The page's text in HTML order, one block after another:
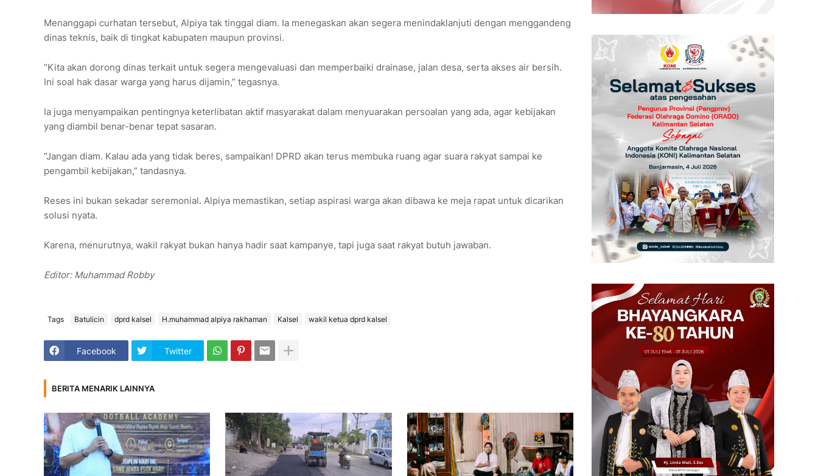
Menanggapi curhatan tersebut, Alpiya tak tinggal diam. Ia menegaskan akan segera menindaklanjuti dengan menggandeng
dinas teknis, baik di tingkat kabupaten maupun provinsi.
“Kita akan dorong dinas terkait untuk segera mengevaluasi dan memperbaiki drainase, jalan desa, serta akses air bersih.
Ini soal hak dasar warga yang harus dijamin,” tegasnya.
Ia juga menyampaikan pentingnya keterlibatan aktif masyarakat dalam menyuarakan persoalan yang ada, agar kebijakan
yang diambil benar-benar tepat sasaran.
“Jangan diam. Kalau ada yang tidak beres, sampaikan! DPRD akan terus membuka ruang agar suara rakyat sampai ke
pengambil kebijakan,” tandasnya.
Reses ini bukan sekadar seremonial. Alpiya memastikan, setiap aspirasi warga akan dibawa ke meja rapat untuk dicarikan
solusi nyata.
Karena, menurutnya, wakil rakyat bukan hanya hadir saat kampanye, tapi juga saat rakyat butuh jawaban.
Editor: Muhammad Robby
Tags Batulicin dprd kalsel H.muhammad alpiya rakhaman Kalsel wakil ketua dprd kalsel
Facebook Twitter
BERITA MENARIK LAINNYA